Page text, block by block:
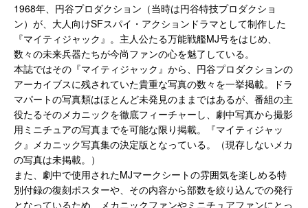
1968年、円谷プロダクション（当時は円谷特技プロダクショ
ン）が、大人向けSFスパイ・アクションドラマとして制作した
『マイティジャック』。主人公たる万能戦艦MJ号をはじめ、
数々の未来兵器たちが今尚ファンの心を魅了している。
本誌ではその『マイティジャック』から、円谷プロダクションの
アーカイブスに残されていた貴重な写真の数々を一挙掲載。ドラ
マパートの写真類はほとんど未発見のままではあるが、番組の主
役たるそのメカニックを徹底フィーチャーし、劇中写真から撮影
用ミニチュアの写真までを可能な限り掲載。『マイティジャッ
ク』メカニック写真集の決定版となっている。（現存しないメカ
の写真は未掲載。）
また、劇中で使用されたMJマークシートの雰囲気を楽しめる特
別付録の復刻ポスターや、その内容から部数を絞り込んでの発行
となっているため、メカニックファンやミニチュアファンにとっ